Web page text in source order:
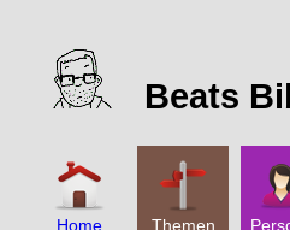
Beats
Home Themen